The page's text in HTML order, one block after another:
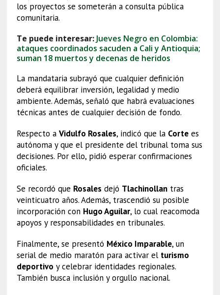
los proyectos se someterán a consulta pública
comunitaria.
Te puede interesar: Jueves Negro en Colombia:
ataques coordinados sacuden a Cali y Antioquia;
suman 18 muertos y decenas de heridos
La mandataria subrayó que cualquier definición
deberá equilibrar inversión, legalidad y medio
ambiente. Además, señaló que habrá evaluaciones
técnicas antes de cualquier decisión de fondo.
Respecto a Vidulfo Rosales, indicó que la Cortees
autónoma y que el presidente del tribunal toma sus
decisiones. Por ello, pidió esperar confirmaciones
oficiales.
Se recordó que Rosales dejó Tlachinollantras
veinticuatro años. Además, trascendió su posible
incorporación con Hugo Aguilar, lo cual reacomoda
apoyos y responsabilidades en tribunales.
Finalmente, se presentó México Imparable, un
serial de medio maratón para activar el turismo
deportivo y celebrar identidades regionales.
También busca inclusión y orgullo nacional.